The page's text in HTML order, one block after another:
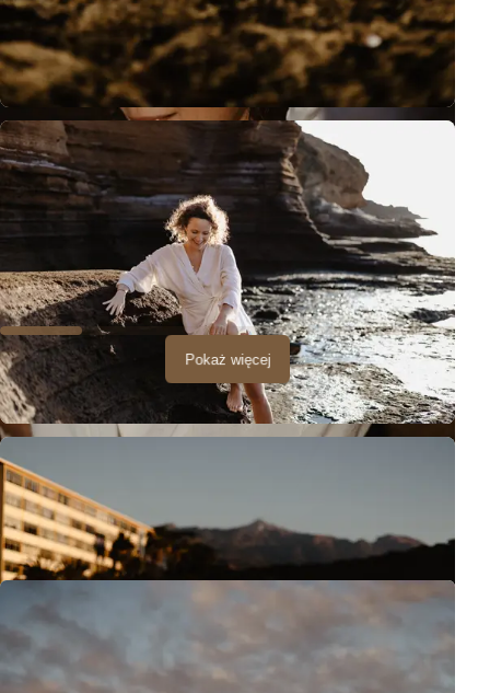
Pokaż więcej
Ta sesja przypomniała mi, dlaczego tak kocham fotografię
rodzinną i lifestyle'ową. To nie tylko tworzenie pięknych
obrazów – to opowiadanie historii, uchwycenie emocji,
zatrzymanie cennych chwil.